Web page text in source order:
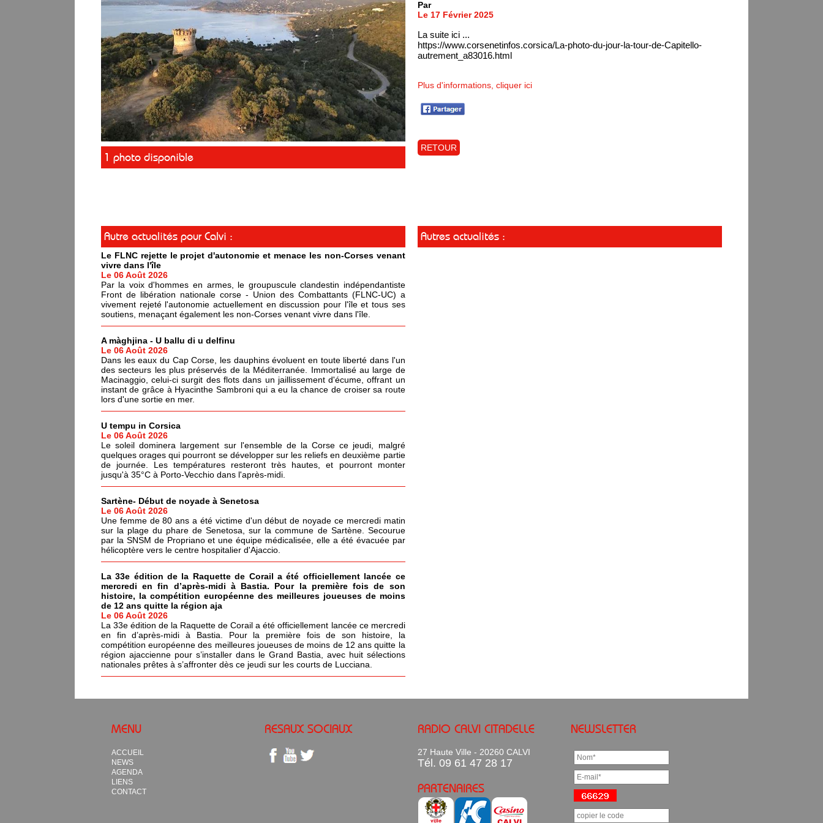
1 photo disponible
Par
Le 17 Février 2025
La suite ici ...
https://www.corsenetinfos.corsica/La-photo-du-jour-la-tour-de-Capitello-
autrement_a83016.html
Plus d'informations, cliquer ici
RETOUR
Autre actualités pour Calvi :
Le FLNC rejette le projet d'autonomie et menace les non-Corses venant
vivre dans l'île
Le 06 Août 2026
Par la voix d'hommes en armes, le groupuscule clandestin indépendantiste
Front de libération nationale corse - Union des Combattants (FLNC-UC) a
vivement rejeté l'autonomie actuellement en discussion pour l'île et tous ses
soutiens, menaçant également les non-Corses venant vivre dans l'île.
A màghjina - U ballu di u delfinu
Le 06 Août 2026
Dans les eaux du Cap Corse, les dauphins évoluent en toute liberté dans l'un
des secteurs les plus préservés de la Méditerranée. Immortalisé au large de
Macinaggio, celui-ci surgit des flots dans un jaillissement d'écume, offrant un
instant de grâce à Hyacinthe Sambroni qui a eu la chance de croiser sa route
lors d'une sortie en mer.
U tempu in Corsica
Le 06 Août 2026
Le soleil dominera largement sur l'ensemble de la Corse ce jeudi, malgré
quelques orages qui pourront se développer sur les reliefs en deuxième partie
de journée. Les températures resteront très hautes, et pourront monter
jusqu'à 35°C à Porto-Vecchio dans l'après-midi.
Sartène- Début de noyade à Senetosa
Le 06 Août 2026
Une femme de 80 ans a été victime d'un début de noyade ce mercredi matin
sur la plage du phare de Senetosa, sur la commune de Sartène. Secourue
par la SNSM de Propriano et une équipe médicalisée, elle a été évacuée par
hélicoptère vers le centre hospitalier d'Ajaccio.
La 33e édition de la Raquette de Corail a été officiellement lancée ce
mercredi en fin d’après-midi à Bastia. Pour la première fois de son
histoire, la compétition européenne des meilleures joueuses de moins
de 12 ans quitte la région aja
Le 06 Août 2026
La 33e édition de la Raquette de Corail a été officiellement lancée ce mercredi
en fin d’après-midi à Bastia. Pour la première fois de son histoire, la
compétition européenne des meilleures joueuses de moins de 12 ans quitte la
région ajaccienne pour s’installer dans le Grand Bastia, avec huit sélections
nationales prêtes à s’affronter dès ce jeudi sur les courts de Lucciana.
Autres actualités :
MENU
ACCUEIL
NEWS
AGENDA
LIENS
CONTACT
RESAUX SOCIAUX RADIO CALVI CITADELLE
27 Haute Ville - 20260 CALVI
Tél. 09 61 47 28 17
PARTENAIRES
NEWSLETTER